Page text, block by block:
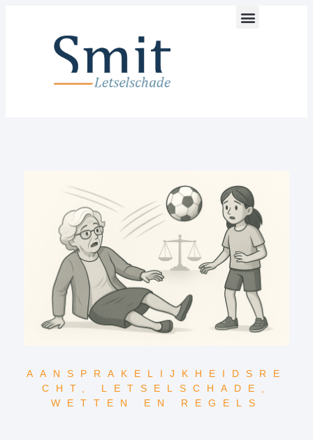
AANSPRAKELIJKHEIDSRE
CHT , LETSELSCHADE ,
WETTEN EN REGELS